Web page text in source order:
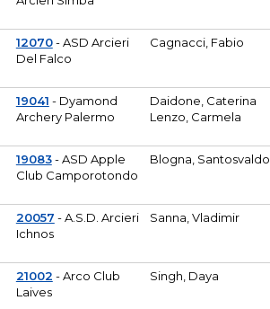
12070- ASD Arcieri
Del Falco
Cagnacci, Fabio
19041 - Dyamond
Archery Palermo
Daidone, Caterina
Lenzo, Carmela
19083- ASD Apple
Club Camporotondo
Blogna, Santosvaldo
20057 - A.S.D. Arcieri
Ichnos
Sanna, Vladimir
21002 - Arco Club
Laives
Singh, Daya